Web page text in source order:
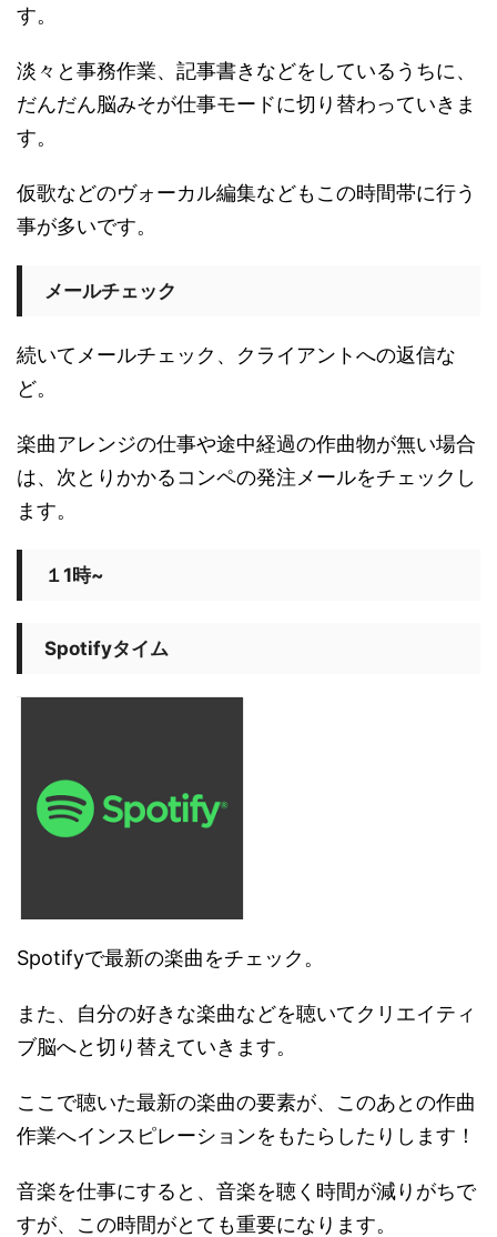
す。
淡々と事務作業、記事書きなどをしているうちに、
だんだん脳みそが仕事モードに切り替わっていきま
す。
仮歌などのヴォーカル編集などもこの時間帯に行う
事が多いです。
メールチェック
続いてメールチェック、クライアントへの返信な
ど。
楽曲アレンジの仕事や途中経過の作曲物が無い場合
は、次とりかかるコンペの発注メールをチェックし
ます。
１1時~
Spotifyタイム
Spotifyで最新の楽曲をチェック。
また、自分の好きな楽曲などを聴いてクリエイティ
ブ脳へと切り替えていきます。
ここで聴いた最新の楽曲の要素が、このあとの作曲
作業へインスピレーションをもたらしたりします！
音楽を仕事にすると、音楽を聴く時間が減りがちで
すが、この時間がとても重要になります。